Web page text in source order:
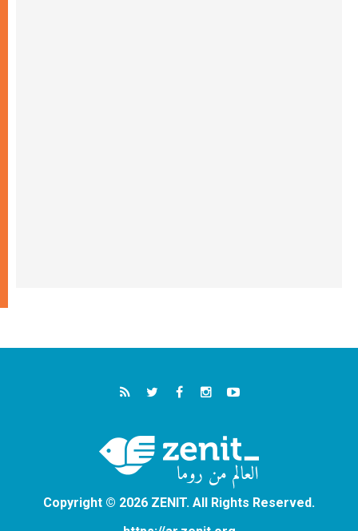
Copyright © 2026 ZENIT. All Rights Reserved.